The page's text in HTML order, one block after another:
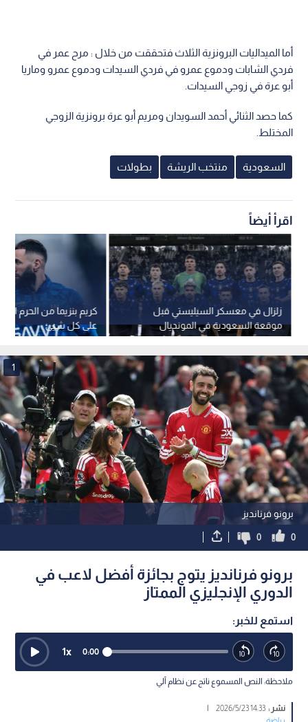
أما الميداليات البرونزية الثلاث فتحققت من خلال : مرح عمر في
فردي الشابات ودموع عمرو في فردي السيدات ودموع عمرو وماريا
أبو عرة في زوجي السيدات.
كما حصد الثنائي أحمد السويدان ومريم أبو عرة برونزية الزوجي
المختلط.
السعودية منتخب الريشة بطولات
اقرأ أيضاً
كريم بنزيما من الحرم
على كل شيئ
زلزال في معسكر السيليستي قبل
موقعة السعودية في المونديال
برونو فرنانديز
1
0
0
برونو فرنانديز يتوج بجائزة أفضل لاعب في
الدوري الإنجليزي الممتاز
استمع للخبر:
0:00
1x
ملاحظة: النص المسموع ناتج عن نظام آلي
نشر :14:33 2026/5/23
|